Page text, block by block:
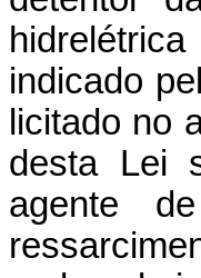
indicado
licitado no
desta Lei
agente